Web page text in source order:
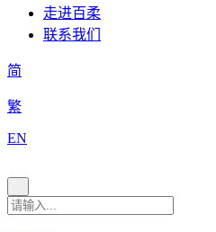
走进百柔
联系我们
简
繁
EN